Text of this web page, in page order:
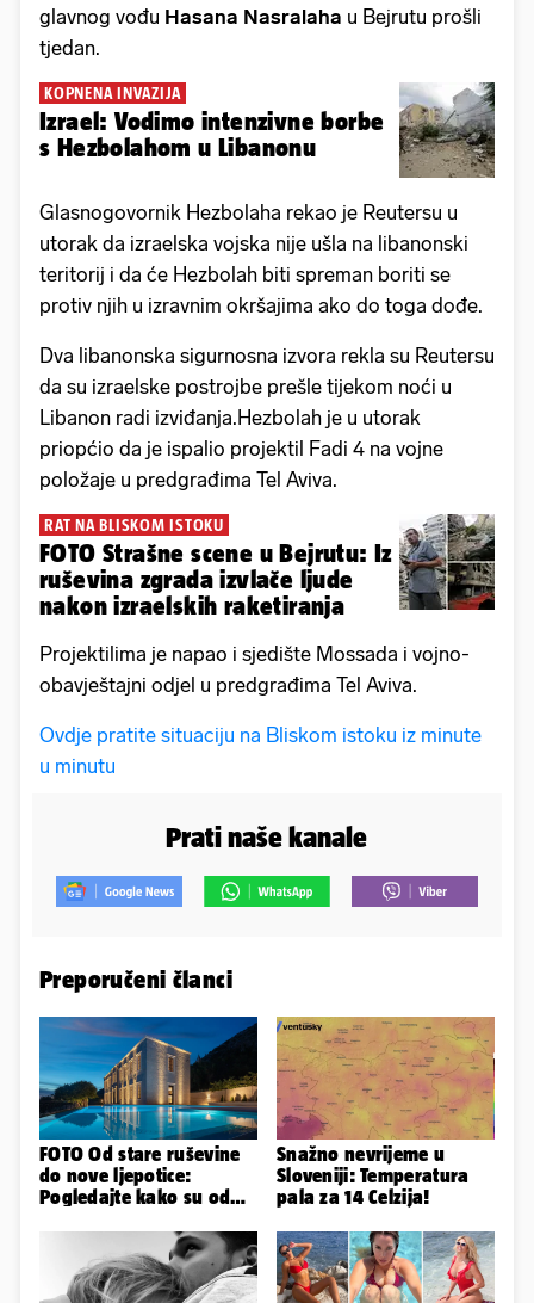
glavnog vođu Hasana Nasralaha u Bejrutu prošli
tjedan.
KOPNENA INVAZIJA
Izrael: Vodimo intenzivne borbe
s Hezbolahom u Libanonu
Glasnogovornik Hezbolaha rekao je Reutersu u
utorak da izraelska vojska nije ušla na libanonski
teritorij i da će Hezbolah biti spreman boriti se
protiv njih u izravnim okršajima ako do toga dođe.
Dva libanonska sigurnosna izvora rekla su Reutersu
da su izraelske postrojbe prešle tijekom noći u
Libanon radi izviđanja.Hezbolah je u utorak
priopćio da je ispalio projektil Fadi 4 na vojne
položaje u predgrađima Tel Aviva.
RAT NA BLISKOM ISTOKU
FOTO Strašne scene u Bejrutu: Iz
ruševina zgrada izvlače ljude
nakon izraelskih raketiranja
Projektilima je napao i sjedište Mossada i vojno-
obavještajni odjel u predgrađima Tel Aviva.
Ovdje pratite situaciju na Bliskom istoku iz minute
u minutu
Prati naše kanale
Preporučeni članci
FOTO Od stare ruševine
do nove ljepotice:
Pogledajte kako su od
Snažno nevrijeme u
Sloveniji: Temperatura
pala za 14 Celzija!